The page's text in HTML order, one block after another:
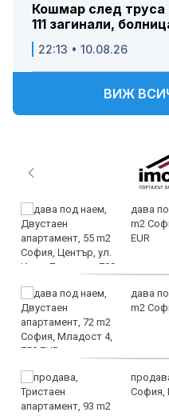
Кошмар след
111 загинали,
22:13 • 10.08.26
ВИЖ
дава
m2
EUR
дава
m2
София,